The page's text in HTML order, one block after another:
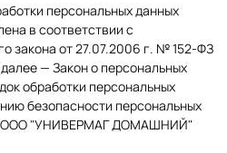
персональных данных
в соответствии с
закона от 27.07.2006 г. № 152-ФЗ
— Закон о персональных
обработки персональных
безопасности персональных
ООО "УНИВЕРМАГ ДОМАШНИЙ"